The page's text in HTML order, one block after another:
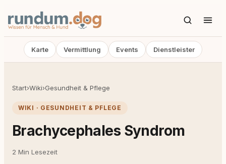
Karte Vermittlung Events Dienstleister
Start›Wiki›Gesundheit & Pflege
WIKI · GESUNDHEIT & PFLEGE
Brachycephales Syndrom
2 Min Lesezeit